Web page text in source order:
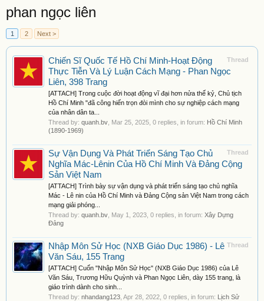
phan ngọc liên
1 2 Next >
Thread
Chiến Sĩ Quốc Tế Hồ Chí Minh-Hoạt Động
Thực Tiễn Và Lý Luận Cách Mạng - Phan Ngọc
Liên, 398 Trang
[ATTACH] Trong cuộc đời hoạt động vĩ đại hơn nửa thế kỷ, Chủ tịch
Hồ Chí Minh "đã công hiến trọn đòi mình cho sự nghiệp cách mạng
của nhân dân ta...
Thread by: quanh.bv Mar 25, 2025 , 0 replies, in forum: Hồ Chí Minh
(1890-1969)
Thread
Sự Vận Dụng Và Phát Triển Sáng Tạo Chủ
Nghĩa Mác-Lênin Của Hồ Chí Minh Và Đảng Cộng
Sản Việt Nam
[ATTACH] Trình bày sự vận dụng và phát triển sáng tạo chủ nghĩa
Mác - Lê nin của Hồ Chí Minh và Đảng Cộng sản Việt Nam trong cách
mạng giải phóng...
Thread by: quanh.bv May 1, 2023 , 0 replies, in forum: Xây Dựng
Đảng
Thread
Nhập Môn Sử Học (NXB Giáo Dục 1986) - Lê
Văn Sáu, 155 Trang
[ATTACH] Cuốn "Nhập Môn Sử Học" (NXB Giáo Dục 1986) của Lê
Văn Sáu, Trương Hữu Quỳnh và Phan Ngọc Liên, dày 155 trang, là
giáo trình dành cho sinh...
Thread by: nhandang123 Apr 28, 2022 , 0 replies, in forum: Lịch Sử